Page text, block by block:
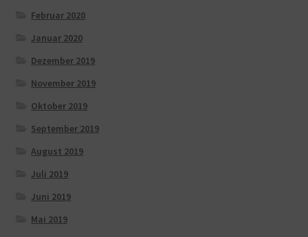
Februar 2020
Januar 2020
Dezember 2019
November 2019
Oktober 2019
September 2019
August 2019
Juli 2019
Juni 2019
Mai 2019